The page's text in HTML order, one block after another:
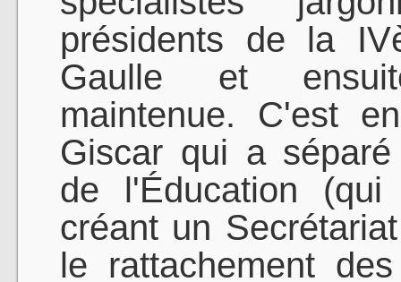
présidents de la
Gaulle et
maintenue. C'est
Giscar qui a
de l'Éducation
créant un
le rattachement